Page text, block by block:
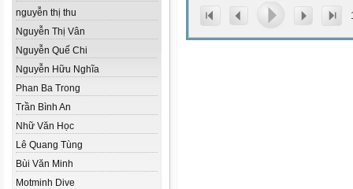
nguyễn thị thu
Nguyễn Thị Vân
Nguyễn Quế Chi
Nguyễn Hữu Nghĩa
Phan Ba Trong
Trần Bình An
Nhữ Văn Học
Lê Quang Tùng
Bùi Văn Minh
Motminh Dive